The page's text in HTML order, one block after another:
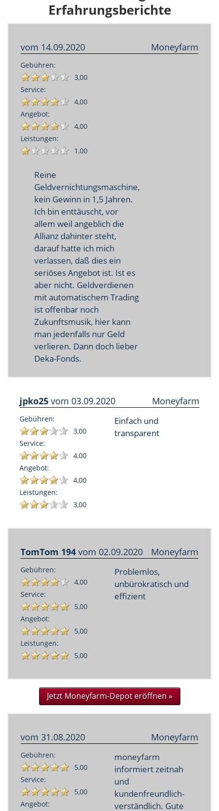
Erfahrungsberichte
vom 14.09.2020 Moneyfarm
Gebühren:
3,00
Service:
4,00
Angebot:
4,00
Leistungen:
1,00
Reine
Geldvernichtungsmaschine,
kein Gewinn in 1,5 Jahren.
Ich bin enttäuscht, vor
allem weil angeblich die
Allianz dahinter steht,
darauf hatte ich mich
verlassen, daß dies ein
seriöses Angebot ist. Ist es
aber nicht. Geldverdienen
mit automatischem Trading
ist offenbar noch
Zukunftsmusik, hier kann
man jedenfalls nur Geld
verlieren. Dann doch lieber
Deka-Fonds.
jpko25 vom 03.09.2020 Moneyfarm
Gebühren:
3,00
Service:
4,00
Angebot:
4,00
Leistungen:
3,00
Einfach und
transparent
TomTom 194 vom 02.09.2020 Moneyfarm
Gebühren:
4,00
Service:
5,00
Angebot:
5,00
Leistungen:
5,00
Problemlos,
unbürokratisch und
effizient
Jetzt Moneyfarm-Depot eröffnen »
vom 31.08.2020 Moneyfarm
Gebühren:
5,00
Service:
5,00
Angebot:
moneyfarm
informiert zeitnah
und
kundenfreundlich-
verständlich. Gute